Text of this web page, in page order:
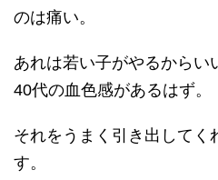
のは痛い。
あれは若い子がやるからい
40代の血色感があるはず。
それをうまく引き出してく
す。